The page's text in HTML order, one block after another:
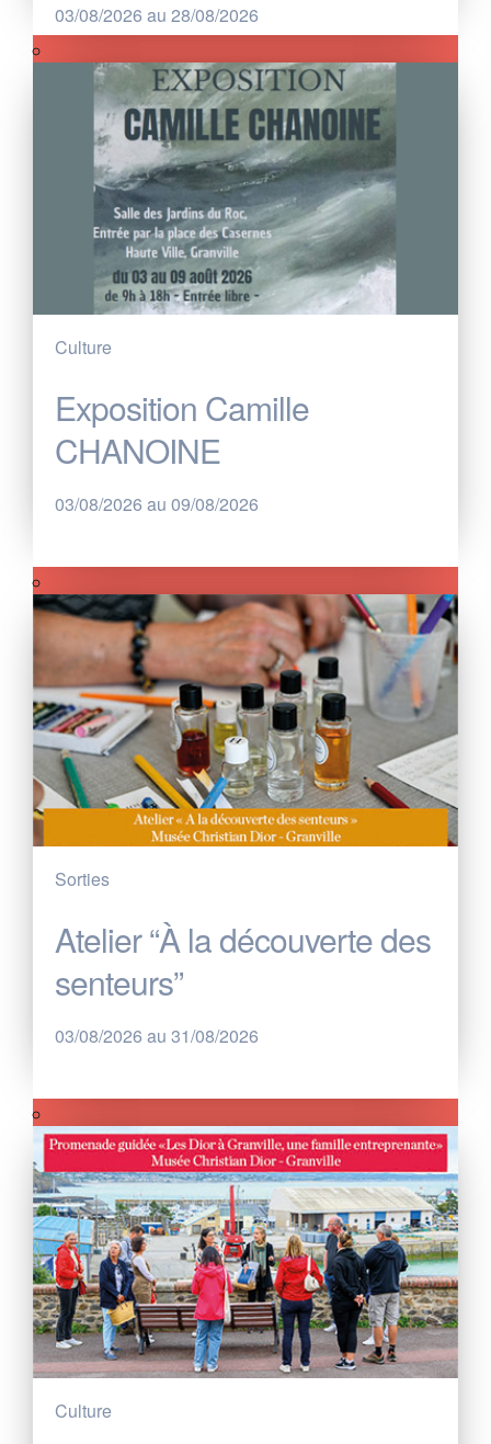
03/08/2026 au 28/08/2026
Culture
Exposition Camille
CHANOINE
03/08/2026 au 09/08/2026
Sorties
Atelier “À la découverte des
senteurs”
03/08/2026 au 31/08/2026
Culture